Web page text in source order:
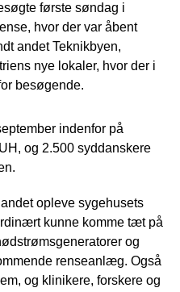
første søndag i
hvor der var åbent
andet Teknikbyen,
nye lokaler, hvor der i
besøgende.
indenfor på
og 2.500 syddanskere
opleve sygehusets
kunne komme tæt på
og
renseanlæg. Også
og klinikere, forskere og